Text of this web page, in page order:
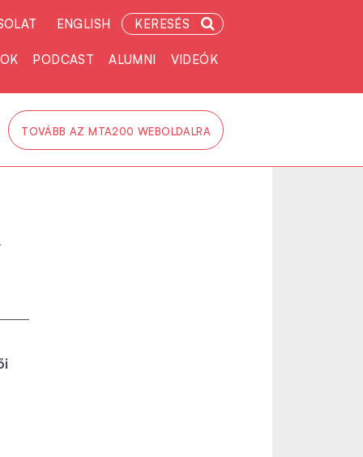
ENGLISH KERESÉS
PODCAST ALUMNI VIDEÓK
TOVÁBB AZ MTA200 WEBOLDALRA